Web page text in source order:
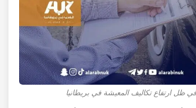
ظل ارتفاع تكاليف المعيشة في بريطانيا